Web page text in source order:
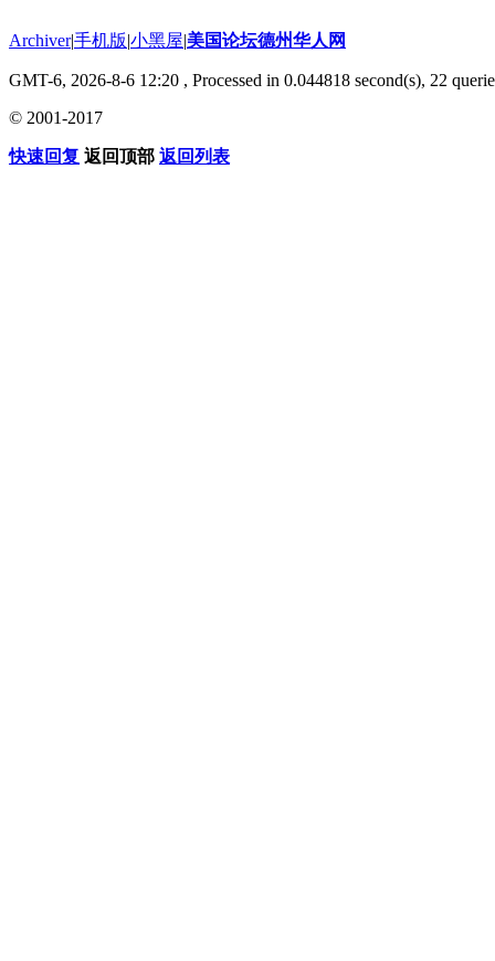
Archiver|手机版|小黑屋|美国论坛德州华人网
GMT-6, 2026-8-6 12:20 , Processed in 0.044818 second(s), 22
© 2001-2017
快速回复 返回顶部 返回列表